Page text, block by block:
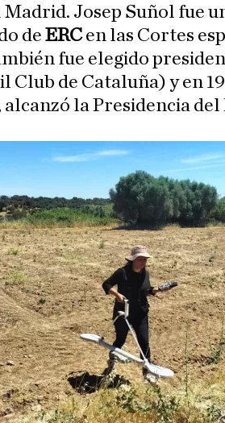
Josep Suñol fue
de ERCen las Cortes
fue elegido
Club de Cataluña) y en
la Presidencia